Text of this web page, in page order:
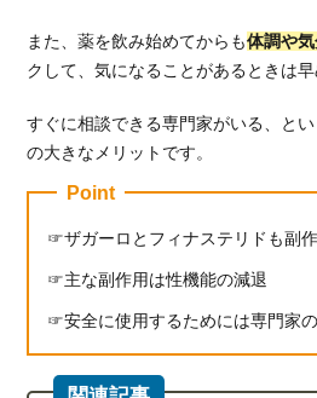
また、薬を飲み始めてからも体調や
クして、気になることがあるときは早
すぐに相談できる専門家がいる、と
の大きなメリットです。
Point
ザガーロとフィナステリドも副
主な副作用は性機能の減退
安全に使用するためには専門家